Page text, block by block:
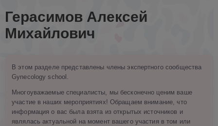
Герасимов Алексей
Михайлович
В этом разделе представлены члены экспертного сообщества
Gynecology school.
Многоуважаемые специалисты, мы бесконечно ценим ваше
участие в наших мероприятиях! Обращаем внимание, что
информация о вас была взята из открытых источников и
являлась актуальной на момент вашего участия в том или